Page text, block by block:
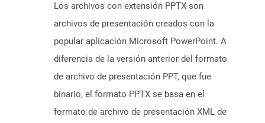
Los archivos con extensión PPTX son
archivos de presentación creados con la
popular aplicación Microsoft PowerPoint. A
diferencia de la versión anterior del formato
de archivo de presentación PPT, que fue
binario, el formato PPTX se basa en el
formato de archivo de presentación XML de